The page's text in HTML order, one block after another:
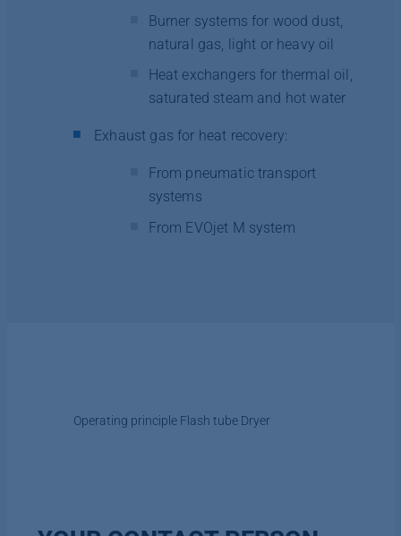
Burner systems for wood dust,
natural gas, light or heavy oil
Heat exchangers for thermal oil,
saturated steam and hot water
Exhaust gas for heat recovery:
From pneumatic transport
systems
From EVOjet M system
Operating principle Flash tube Dryer